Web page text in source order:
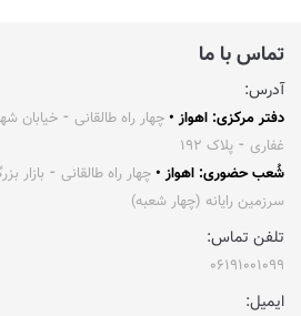
تماس با ما
آدرس:
دفتر مرکزی: اهواز • چهار راه طالقانی ⁃ خیابان
غفاری ⁃ پلاک ۱۹۲
شُعب حضوری: اهواز • چهار راه طالقانی ⁃ بازار
سرزمین رایانه (چهار شعبه)
تلفن تماس:
۰۶۱۹۱۰۰۱۰۹۹
ایمیل: